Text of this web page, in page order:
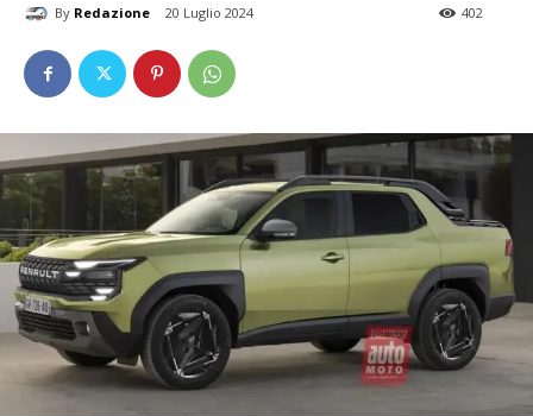
By Redazione 20 Luglio 2024 402